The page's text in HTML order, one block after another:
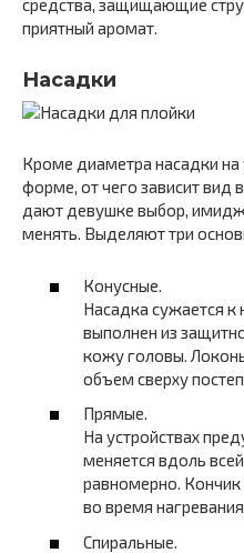
средства, защищающие
приятный аромат.
Насадки
Кроме диаметра насадки на
форме, от чего зависит вид
дают девушке выбор,
менять. Выделяют три
Конусные.
Насадка сужается к
выполнен из
кожу головы.
объем сверху
Прямые.
На устройствах
меняется вдоль
равномерно. Кончик
во время
Спиральные.